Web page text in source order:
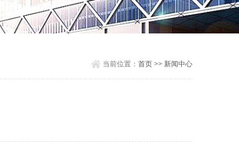
当前位置： 首页>> 新闻中心